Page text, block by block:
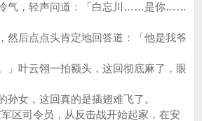
，轻声问道：「白忘川……是你……
后点点头肯定地回答道：「他是我爷
叶云翎一拍额头，这回彻底麻了，眼
孙女，这回真的是插翅难飞了。
司令员，从反击战开始起家，在安